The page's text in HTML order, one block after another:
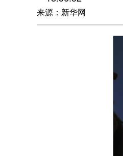
来源：新华网